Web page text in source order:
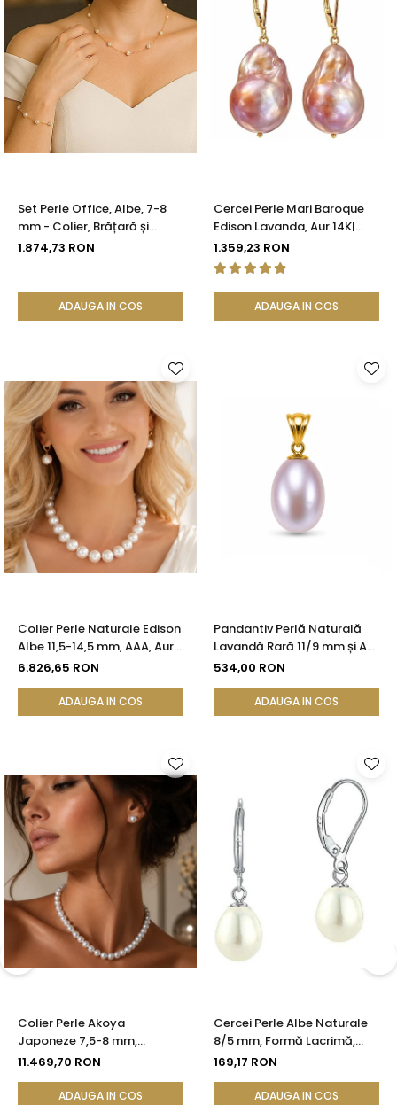
Set Perle Office, Albe, 7-8
mm - Colier, Brățară și
Cercei, Aur Galben 14K |
1.874,73 RON
ADAUGA IN COS
Cercei Perle Mari Baroque
Edison Lavanda, Aur 14K|
KASKADDA®
1.359,23 RON
ADAUGA IN COS
Colier Perle Naturale Edison
Albe 11,5-14,5 mm, AAA, Aur
Galben 14K | KASKADDA®
6.826,65 RON
ADAUGA IN COS
Pandantiv Perlă Naturală
Lavandă Rară 11/9 mm și Aur
Galben 14K (aur 585) |
534,00 RON
ADAUGA IN COS
Colier Perle Akoya
Japoneze 7,5-8 mm,
Calitate AAA, Închizătoare
11.469,70 RON
ADAUGA IN COS
Cercei Perle Albe Naturale
8/5 mm, Formă Lacrimă,
Tortiță Închisă, Argint 925 |
169,17 RON
ADAUGA IN COS